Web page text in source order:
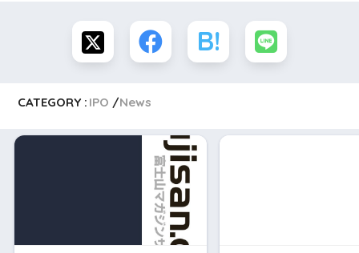
CATEGORY : IPO News